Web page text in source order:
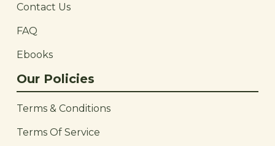
Contact Us
FAQ
Ebooks
Our Policies
Terms & Conditions
Terms Of Service